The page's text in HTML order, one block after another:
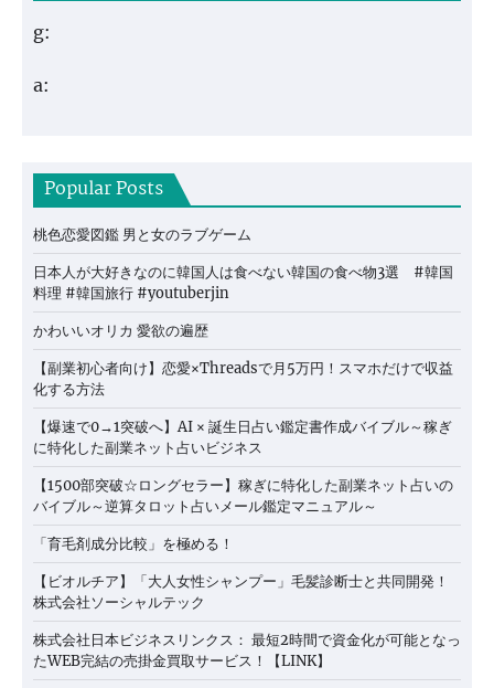
g:
a:
Popular Posts
桃色恋愛図鑑 男と女のラブゲーム
日本人が大好きなのに韓国人は食べない韓国の食べ物3選 #韓国
料理 #韓国旅行 #youtuberjin
かわいいオリカ 愛欲の遍歴
【副業初心者向け】恋愛×Threadsで月5万円！スマホだけで収益
化する方法
【爆速で0→1突破へ】AI × 誕生日占い鑑定書作成バイブル～稼ぎ
に特化した副業ネット占いビジネス
【1500部突破☆ロングセラー】稼ぎに特化した副業ネット占いの
バイブル～逆算タロット占いメール鑑定マニュアル～
「育毛剤成分比較」を極める！
【ビオルチア】「大人女性シャンプー」毛髪診断士と共同開発！
株式会社ソーシャルテック
株式会社日本ビジネスリンクス： 最短2時間で資金化が可能となっ
たWEB完結の売掛金買取サービス！【LINK】